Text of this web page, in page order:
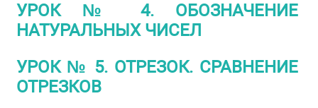
УРОК № 4. ОБОЗНАЧЕНИЕ
НАТУРАЛЬНЫХ ЧИСЕЛ
УРОК № 5. ОТРЕЗОК. СРАВНЕНИЕ
ОТРЕЗКОВ